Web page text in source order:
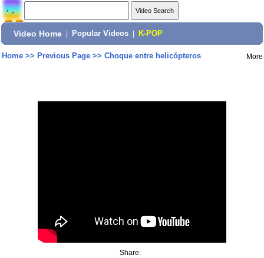
Video Home Popular Videos K-POP
Home>> Previous Page>> Choque entre helicópteros More
Share: